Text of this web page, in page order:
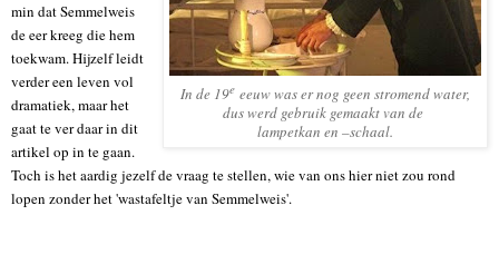
In de 19e eeuw was er nog geen stromend water,
dus werd gebruik gemaakt van de
lampetkan en –schaal.
min dat Semmelweis
de eer kreeg die hem
toekwam. Hijzelf leidt
verder een leven vol
dramatiek, maar het
gaat te ver daar in dit
artikel op in te gaan.
Toch is het aardig jezelf de vraag te stellen, wie van ons hier niet zou rond
lopen zonder het 'wastafeltje van Semmelweis'.